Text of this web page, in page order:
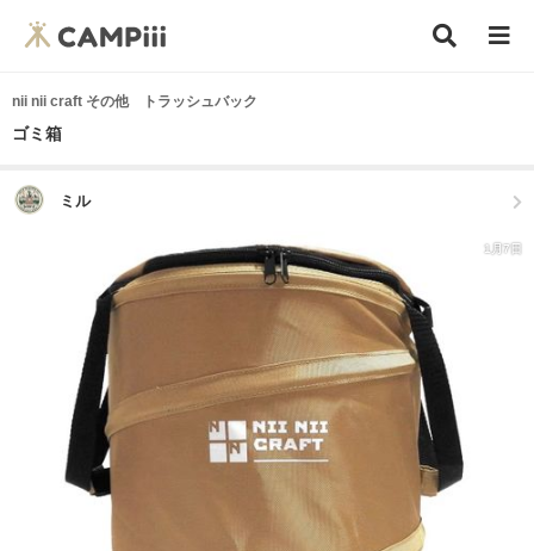
nii nii craft その他 トラッシュバック
ゴミ箱
ミル
1月7日